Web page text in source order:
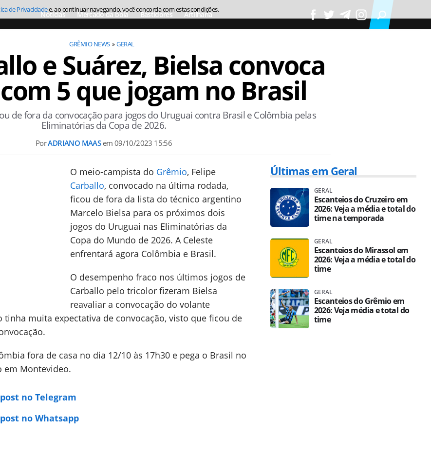
Notícias Mercado da bola Bastidores Artilharia
GRÊMIO NEWS GERAL
e Suárez, Bielsa convoca
5 que jogam no Brasil
de fora da convocação para jogos do Uruguai contra Brasil e Colômbia pelas
Eliminatórias da Copa de 2026.
PorADRIANO MAASem 09/10/2023 15:56
O meio-campista do Grêmio, Felipe
Carballo, convocado na última rodada,
ficou de fora da lista do técnico argentino
Marcelo Bielsa para os próximos dois
jogos do Uruguai nas Eliminatórias da
Copa do Mundo de 2026. A Celeste
enfrentará agora Colômbia e Brasil.
O desempenho fraco nos últimos jogos de
Carballo pelo tricolor fizeram Bielsa
reavaliar a convocação do volante
tinha muita expectativa de convocação, visto que ficou de
fora de casa no dia 12/10 às 17h30 e pega o Brasil no
em Montevideo.
no Telegram
no Whatsapp
Últimas em Geral
GERAL
Escanteios do Cruzeiro em
2026: Veja a média e total do
time na temporada
GERAL
Escanteios do Mirassol em
2026: Veja a média e total do
time
GERAL
Escanteios do Grêmio em
2026: Veja média e total do
time
de Privacidadee, ao continuar navegando, você concorda com estas condições.